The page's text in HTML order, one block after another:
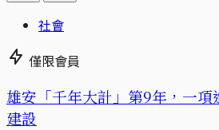
社會
僅限會員
雄安「千年大計」第9年，一
建設